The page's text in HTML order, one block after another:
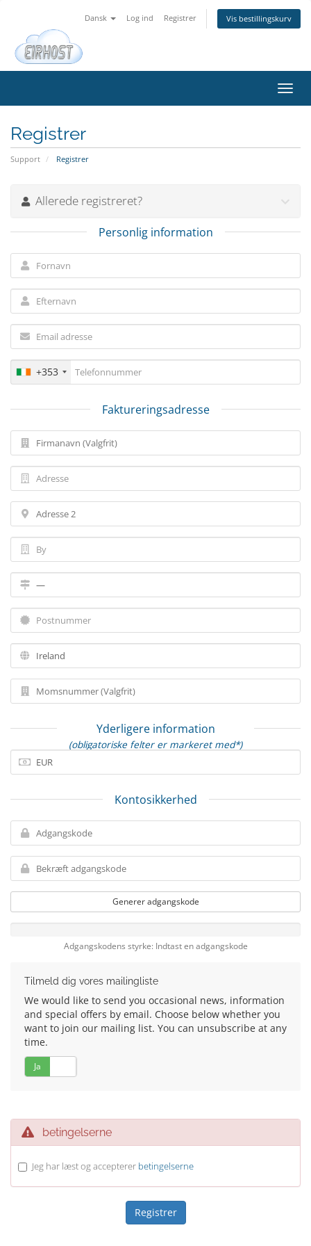
Dansk Log ind Registrer Vis bestillingskurv
Skift
Registrer
Support Registrer
Allerede registreret?
Personlig information
+353
Faktureringsadresse
Yderligere information
(obligatoriske felter er markeret med*)
Kontosikkerhed
Generer adgangskode
Adgangskodens styrke: Indtast en adgangskode
Tilmeld dig vores mailingliste
We would like to send you occasional news, information
and special offers by email. Choose below whether you
want to join our mailing list. You can unsubscribe at any
time.
Ja
betingelserne
Jeg har læst og accepterer betingelserne